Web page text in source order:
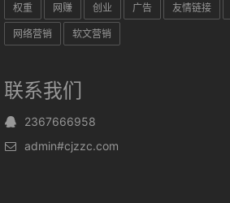
权重 网赚 创业 广告 友情链接
网络营销 软文营销
联系我们
2367666958
admin#cjzzc.com